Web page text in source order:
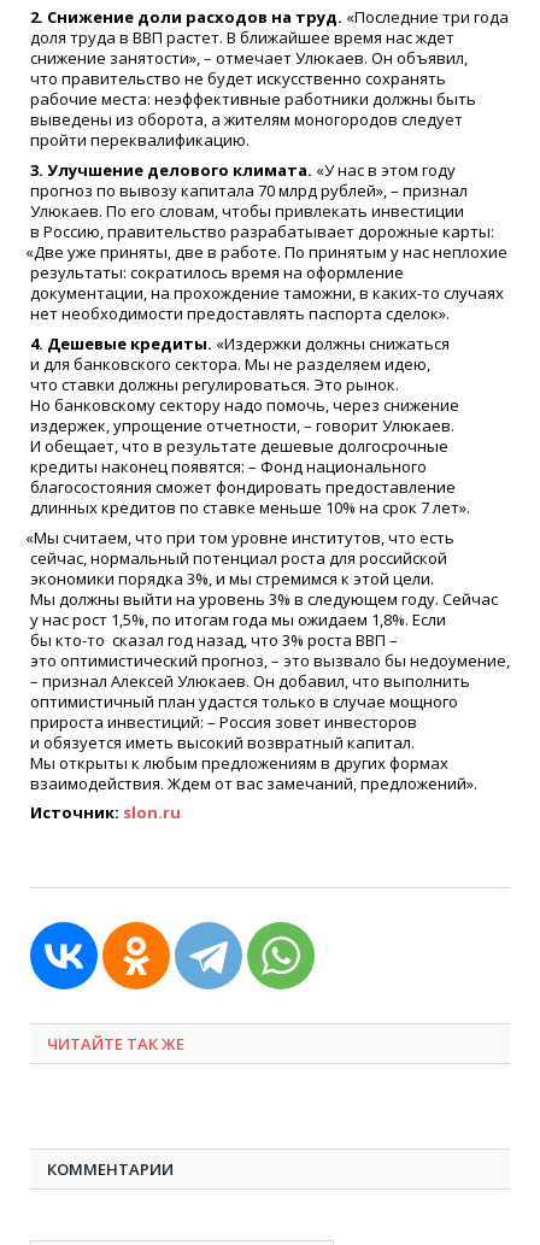
2. Снижение доли расходов на труд. «Последние три года
доля труда в ВВП растет. В ближайшее время нас ждет
снижение занятости», – отмечает Улюкаев. Он объявил,
что правительство не будет искусственно сохранять
рабочие места: неэффективные работники должны быть
выведены из оборота, а жителям моногородов следует
пройти переквалификацию.
3. Улучшение делового климата. «У нас в этом году
прогноз по вывозу капитала 70 млрд рублей», – признал
Улюкаев. По его словам, чтобы привлекать инвестиции
в Россию, правительство разрабатывает дорожные карты:
«Две уже приняты, две в работе. По принятым у нас неплохие
результаты: сократилось время на оформление
документации, на прохождение таможни, в каких-то случаях
нет необходимости предоставлять паспорта сделок».
4. Дешевые кредиты. «Издержки должны снижаться
и для банковского сектора. Мы не разделяем идею,
что ставки должны регулироваться. Это рынок.
Но банковскому сектору надо помочь, через снижение
издержек, упрощение отчетности, – говорит Улюкаев.
И обещает, что в результате дешевые долгосрочные
кредиты наконец появятся: – Фонд национального
благосостояния сможет фондировать предоставление
длинных кредитов по ставке меньше 10% на срок 7 лет».
«Мы считаем, что при том уровне институтов, что есть
сейчас, нормальный потенциал роста для российской
экономики порядка 3%, и мы стремимся к этой цели.
Мы должны выйти на уровень 3% в следующем году. Сейчас
у нас рост 1,5%, по итогам года мы ожидаем 1,8%. Если
бы кто-то сказал год назад, что 3% роста ВВП –
это оптимистический прогноз, – это вызвало бы недоумение,
– признал Алексей Улюкаев. Он добавил, что выполнить
оптимистичный план удастся только в случае мощного
прироста инвестиций: – Россия зовет инвесторов
и обязуется иметь высокий возвратный капитал.
Мы открыты к любым предложениям в других формах
взаимодействия. Ждем от вас замечаний, предложений».
Источник: slon.ru
ЧИТАЙТЕ ТАК ЖЕ
КОММЕНТАРИИ